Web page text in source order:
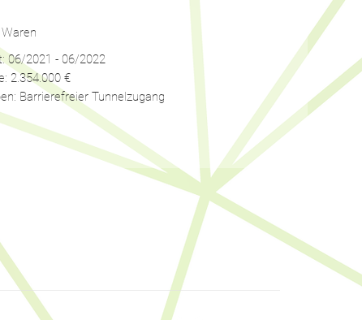
06/2021 - 06/2022
2.354.000 €
Barrierefreier Tunnelzugang